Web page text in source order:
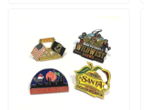
제품 소개
동영상